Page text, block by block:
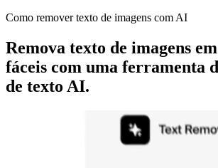
Como remover texto de imagens com AI
Remova texto de imagens em
fáceis com uma ferramenta
de texto AI.